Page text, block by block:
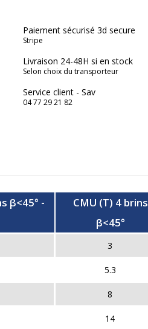
Paiement sécurisé 3d secure
Stripe
Livraison 24-48H si en stock
Selon choix du transporteur
Service client - Sav
04 77 29 21 82
β<45° -
CMU (T) 4 brins
β<45°
3
5.3
8
14